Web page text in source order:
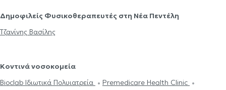
Δημοφιλείς Φυσικοθεραπευτές στη Νέα Πεντέλη
Τζανίνης Βασίλης
Κοντινά νοσοκομεία
Bioclab Ιδιωτικά Πολυιατρεία
Premedicare Health Clinic